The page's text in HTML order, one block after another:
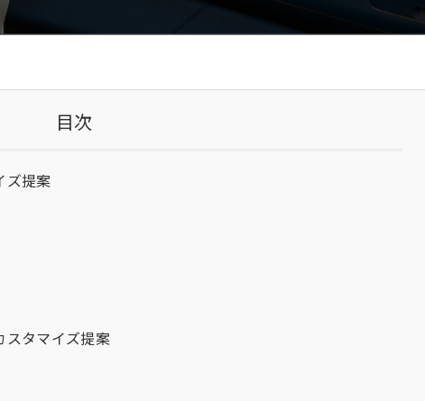
目次
ズ提案
スタマイズ提案